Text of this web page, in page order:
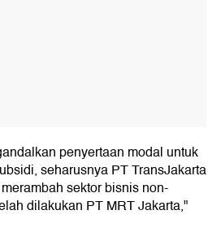
penyertaan modal untuk
seharusnya PT TransJakarta
sektor bisnis non-
dilakukan PT MRT Jakarta,"